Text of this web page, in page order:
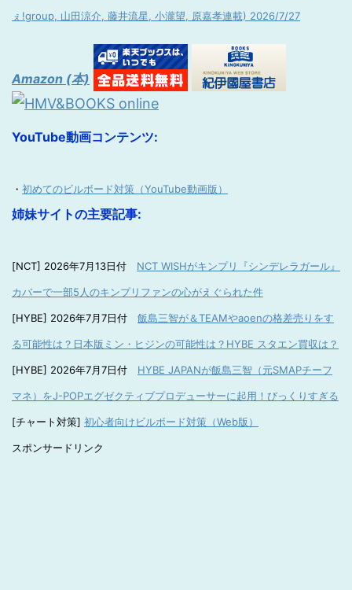
ぇ!group, 山田涼介, 藤井流星, 小瀧望, 原嘉孝連載) 2026/7/27
Amazon (本)
YouTube動画コンテンツ:
・ 初めてのビルボード対策（YouTube動画版）
姉妹サイトの主要記事:
[NCT] 2026年7月13日付 NCT WISHがキンプリ『シンデレラガール』
カバーで一部5人のキンプリファンの心がえぐられた件
[HYBE] 2026年7月7日付 飯島三智が＆TEAMやaoenの格差売りをす
る可能性は？日本版ミン・ヒジンの可能性は？HYBE スタエン買収は？
[HYBE] 2026年7月7日付 HYBE JAPANが飯島三智（元SMAPチーフ
マネ）をJ-POPエグゼクティブプロデューサーに起用！びっくりすぎる
[チャート対策] 初心者向けビルボード対策（Web版）
スポンサードリンク